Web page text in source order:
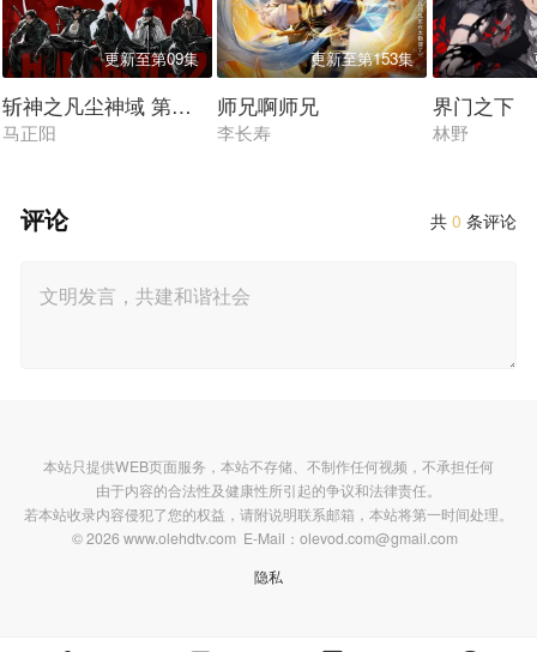
更新至第09集
斩神之凡尘神域 第二季
马正阳
更新至第153集
师兄啊师兄
李长寿
界门之下
林野
共0 条评论
评论
本站只提供WEB页面服务，本站不存储、不制作任何视频，不承担任何
由于内容的合法性及健康性所引起的争议和法律责任。
若本站收录内容侵犯了您的权益，请附说明联系邮箱，本站将第一时间处理。
© 2026 www.olehdtv.com E-Mail：olevod.com@gmail.com
隐私